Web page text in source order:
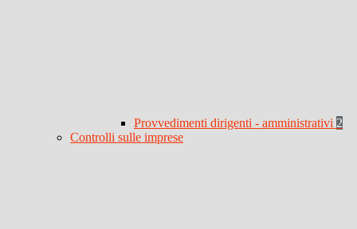
Provvedimenti dirigenti - amministrativi 2
Controlli sulle imprese